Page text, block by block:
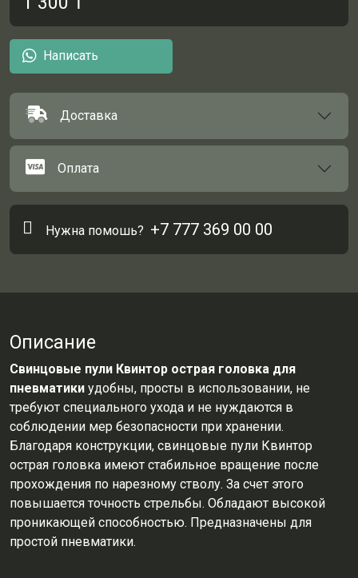
Написать
Доставка
Оплата
Нужна помошь? +7 777 369 00 00
Описание
Свинцовые пули Квинтор острая головка для
пневматики удобны, просты в использовании, не
требуют специального ухода и не нуждаются в
соблюдении мер безопасности при хранении.
Благодаря конструкции, свинцовые пули Квинтор
острая головка имеют стабильное вращение после
прохождения по нарезному стволу. За счет этого
повышается точность стрельбы. Обладают высокой
проникающей способностью. Предназначены для
простой пневматики.